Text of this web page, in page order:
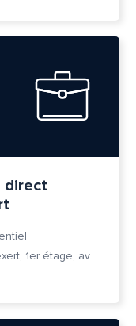
direct
Restaurant Migros Balexert, 1er étage, av. Louis-Casaï 27, 1209 Vernier